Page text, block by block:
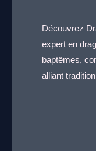
Découvrez
expert en
baptêmes,
alliant